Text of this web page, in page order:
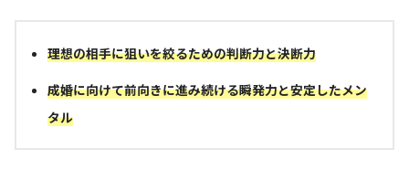
理想の相手に狙いを絞るための判断力と決断力
成婚に向けて前向きに進み続ける瞬発力と安定したメン
タル